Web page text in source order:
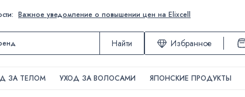
Важное уведомление о повышении цен на Elixcell
Найти Избранное
ЗА ТЕЛОМ УХОД ЗА ВОЛОСАМИ ЯПОНСКИЕ ПРОДУКТЫ